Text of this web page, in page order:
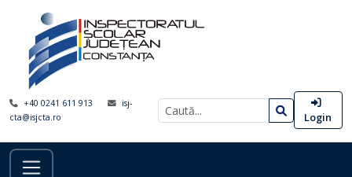
+40 0241 611 913
isj-
cta@isjcta.ro
Login